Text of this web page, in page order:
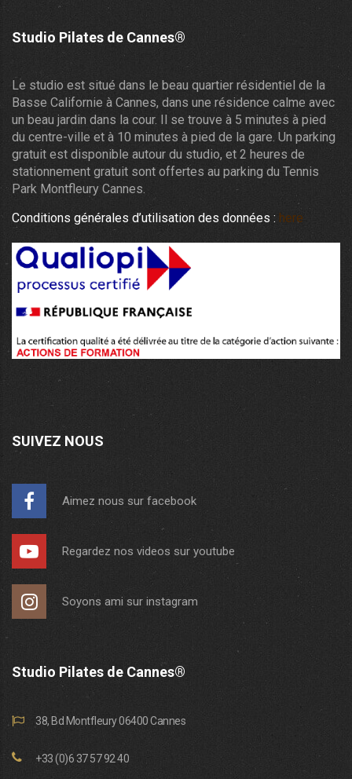
Studio Pilates de Cannes®
Le studio est situé dans le beau quartier résidentiel de la
Basse Californie à Cannes, dans une résidence calme avec
un beau jardin dans la cour. Il se trouve à 5 minutes à pied
du centre-ville et à 10 minutes à pied de la gare. Un parking
gratuit est disponible autour du studio, et 2 heures de
stationnement gratuit sont offertes au parking du Tennis
Park Montfleury Cannes.
Conditions générales d’utilisation des données : here
SUIVEZ NOUS
Aimez nous sur facebook
Regardez nos videos sur youtube
Soyons ami sur instagram
Studio Pilates de Cannes®
38, Bd Montfleury 06400 Cannes
+33 (0)6 37 57 92 40